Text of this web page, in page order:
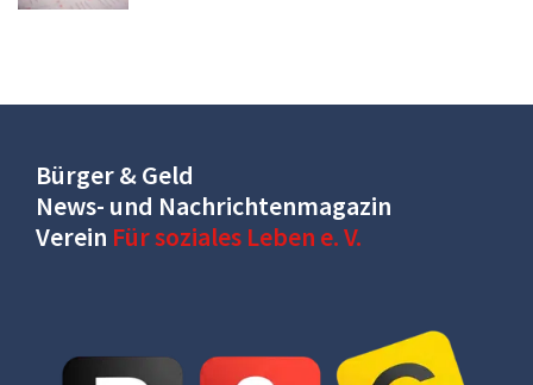
Bürger & Geld
News- und Nachrichtenmagazin
Verein Für soziales Leben e. V.